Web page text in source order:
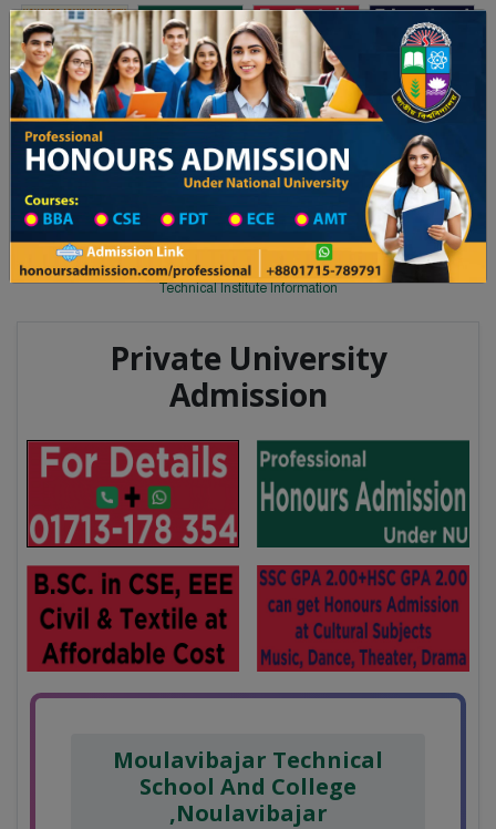
Toggle navigation অনার্স ভর্তি প্রফেশনাল অনার্স
Updates
২৬ শিক্ষাবর্ষের ১ম বর্ষের ভর্তি আবেদন বিজ্ঞপ্তি ঢাকা বিশ্ববিদ্যালয় ২০২৫-২৬
Technical Institute in Maulvibazar
Technical Institute List
Technical Institute Information
Private University
Admission
Moulavibajar Technical
School And College
,Noulavibajar